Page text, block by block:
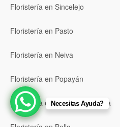
Floristería en Sincelejo
Floristería en Pasto
Floristería en Neiva
Floristería en Popayán
Floristería en Barrancabermeja
Floristería en Bello
Necesitas Ayuda?